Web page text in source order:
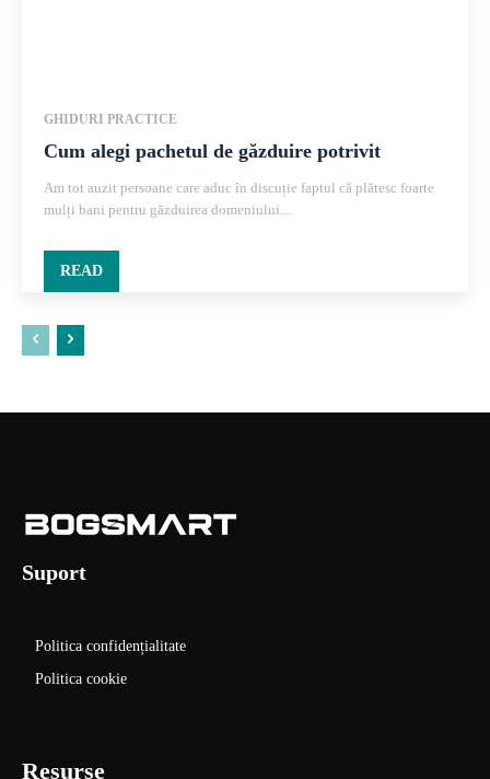
GHIDURI PRACTICE
Cum alegi pachetul de găzduire potrivit
Am tot auzit persoane care aduc în discuție faptul că plătesc foarte
mulți bani pentru găzduirea domeniului....
READ
Suport
Politica confidențialitate
Politica cookie
Resurse